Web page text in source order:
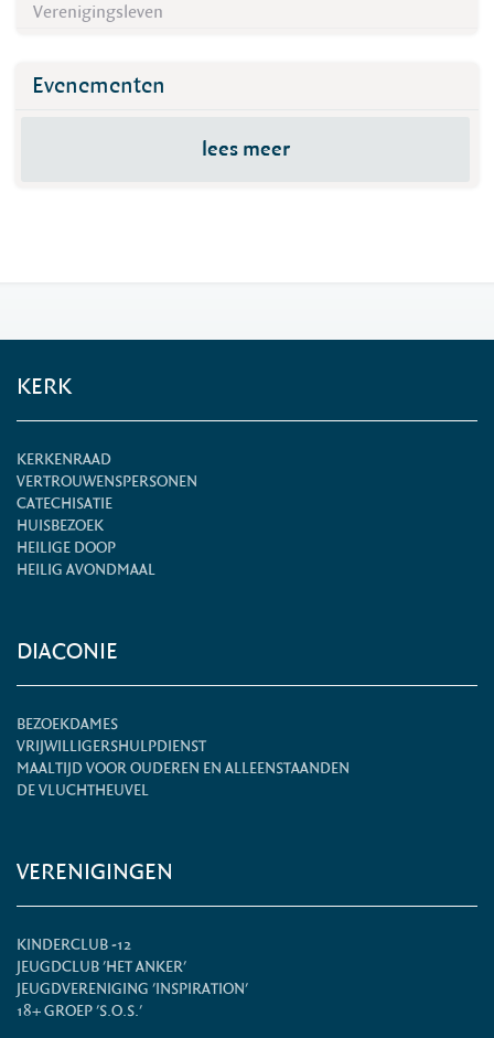
Verenigingsleven
Evenementen
lees meer
KERK
KERKENRAAD
VERTROUWENSPERSONEN
CATECHISATIE
HUISBEZOEK
HEILIGE DOOP
HEILIG AVONDMAAL
DIACONIE
BEZOEKDAMES
VRIJWILLIGERSHULPDIENST
MAALTIJD VOOR OUDEREN EN ALLEENSTAANDEN
DE VLUCHTHEUVEL
VERENIGINGEN
KINDERCLUB -12
JEUGDCLUB 'HET ANKER'
JEUGDVERENIGING 'INSPIRATION'
18+ GROEP 'S.O.S.'